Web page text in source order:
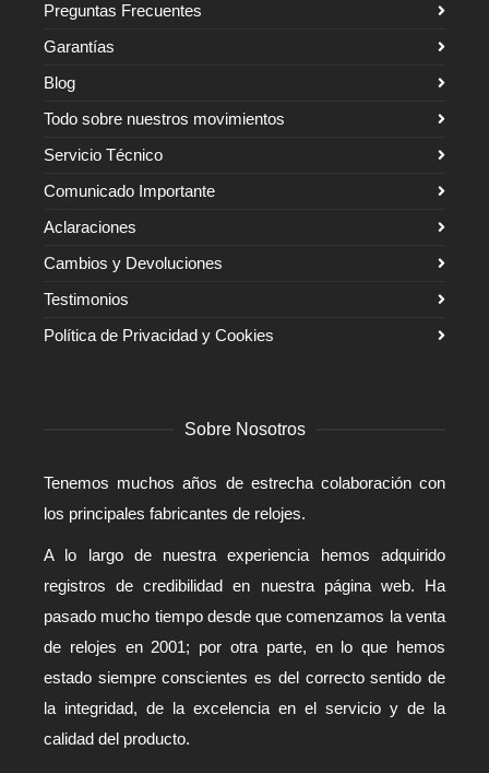
Preguntas Frecuentes
Garantías
Blog
Todo sobre nuestros movimientos
Servicio Técnico
Comunicado Importante
Aclaraciones
Cambios y Devoluciones
Testimonios
Política de Privacidad y Cookies
Sobre Nosotros
Tenemos muchos años de estrecha colaboración con
los principales fabricantes de relojes.
A lo largo de nuestra experiencia hemos adquirido
registros de credibilidad en nuestra página web. Ha
pasado mucho tiempo desde que comenzamos la venta
de relojes en 2001; por otra parte, en lo que hemos
estado siempre conscientes es del correcto sentido de
la integridad, de la excelencia en el servicio y de la
calidad del producto.